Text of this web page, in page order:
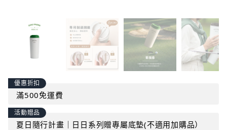
優惠折扣
滿500免運費
活動贈品
夏日隨行計畫｜日日系列贈專屬底墊(不適用加購品）